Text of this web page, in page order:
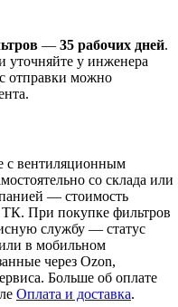
— 35 рабочих дней.
уточняйте у инженера
отправки можно
с вентиляционным
со склада или
— стоимость
ТК. При покупке фильтров
службу — статус
в мобильном
через Ozon,
Больше об оплате
Оплата и доставка.